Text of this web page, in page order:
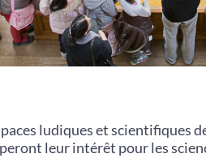
ludiques et scientifiques
leur intérêt pour les